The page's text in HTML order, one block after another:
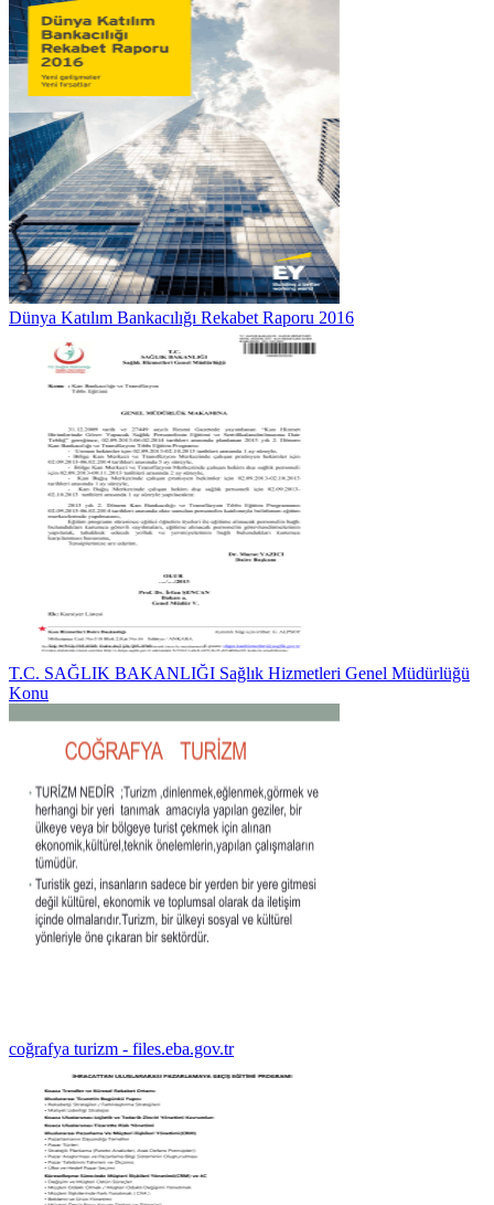
Dünya Katılım Bankacılığı Rekabet Raporu 2016
T.C. SAĞLIK BAKANLIĞI Sağlık Hizmetleri Genel Müdürlüğü
Konu
coğrafya turizm - files.eba.gov.tr